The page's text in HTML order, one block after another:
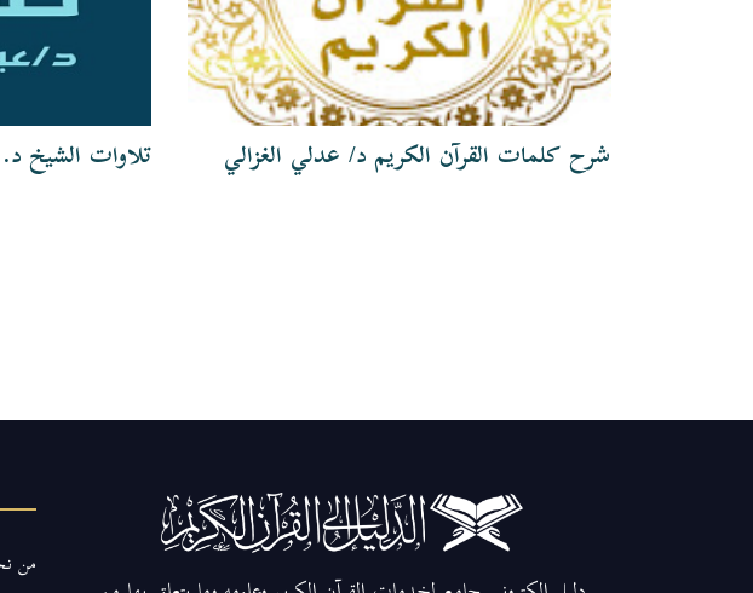
شرح كلمات القرآن الكريم د/ عدلي الغزالي تلاوات الشيخ
من